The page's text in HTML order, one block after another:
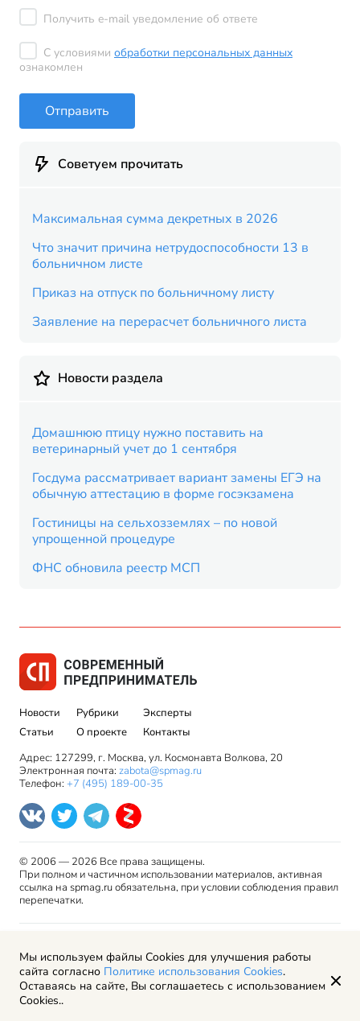
Получить e-mail уведомление об ответе
С условиями обработки персональных данных
ознакомлен
Отправить
Советуем прочитать
Максимальная сумма декретных в 2026
Что значит причина нетрудоспособности 13 в
больничном листе
Приказ на отпуск по больничному листу
Заявление на перерасчет больничного листа
Новости раздела
Домашнюю птицу нужно поставить на
ветеринарный учет до 1 сентября
Госдума рассматривает вариант замены ЕГЭ на
обычную аттестацию в форме госэкзамена
Гостиницы на сельхозземлях – по новой
упрощенной процедуре
ФНС обновила реестр МСП
Новости
Статьи
Рубрики
О проекте
Эксперты
Контакты
Адрес: 127299, г. Москва, ул. Космонавта Волкова, 20
Электронная почта: zabota@spmag.ru
Телефон: +7 (495) 189-00-35
© 2006 — 2026 Все права защищены.
При полном и частичном использовании материалов, активная
ссылка на spmag.ru обязательна, при условии соблюдения правил
перепечатки.
права
Пользовательское соглашение
Политика обработки персональных данных
Рекламодателям
Мы используем файлы Cookies для улучшения работы
сайта согласно Политике использования Cookies.
Оставаясь на сайте, Вы соглашаетесь с использованием
Cookies..